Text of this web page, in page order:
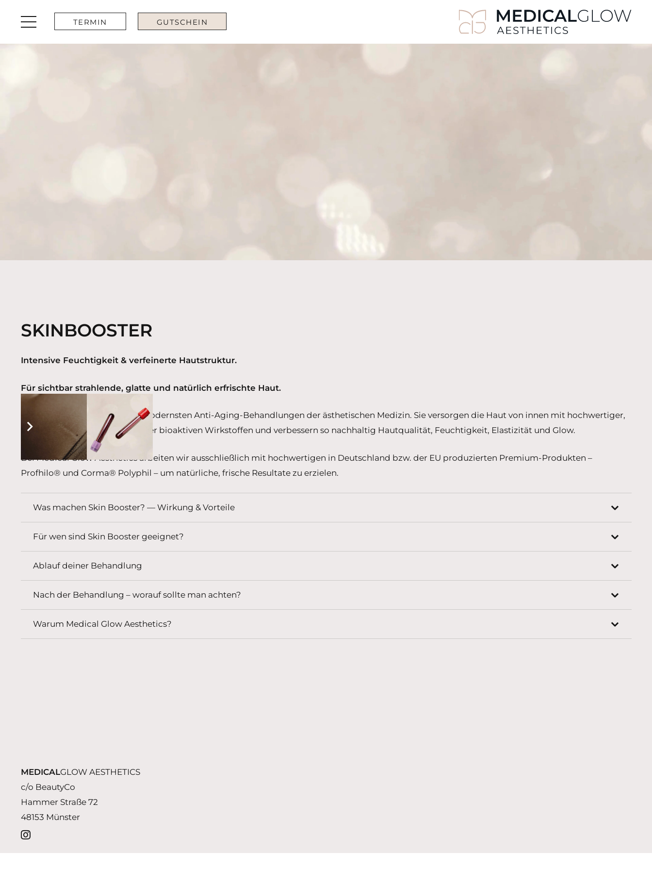
TERMIN GUTSCHEIN
SKINBOOSTER
Intensive Feuchtigkeit & verfeinerte Hautstruktur.
Für sichtbar strahlende, glatte und natürlich erfrischte Haut.
Skin Booster gehören zu den modernsten Anti-Aging-Behandlungen der ästhetischen Medizin. Sie versorgen die Haut von innen mit hochwertiger,
unvernetzter Hyaluronsäure oder bioaktiven Wirkstoffen und verbessern so nachhaltig Hautqualität, Feuchtigkeit, Elastizität und Glow.
Bei Medical Glow Aesthetics arbeiten wir ausschließlich mit hochwertigen in Deutschland bzw. der EU produzierten Premium-Produkten –
Profhilo® und Corma® Polyphil – um natürliche, frische Resultate zu erzielen.
Was machen Skin Booster? — Wirkung & Vorteile
Für wen sind Skin Booster geeignet?
Ablauf deiner Behandlung
Nach der Behandlung – worauf sollte man achten?
Warum Medical Glow Aesthetics?
MEDICALGLOW AESTHETICS
c/o BeautyCo
Hammer Straße 72
48153 Münster